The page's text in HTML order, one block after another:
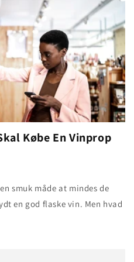
Købe En Vinprop
smuk måde at mindes de
en god flaske vin. Men hvad